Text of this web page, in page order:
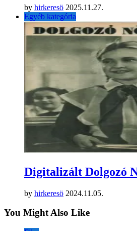
by hirkeresö 2025.11.27.
Egyéb kategória
Digitalizált Dolgozó
by hirkeresö 2024.11.05.
You Might Also Like